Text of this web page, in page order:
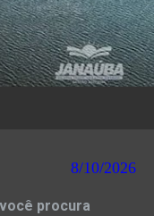
8/10/2026
você procura